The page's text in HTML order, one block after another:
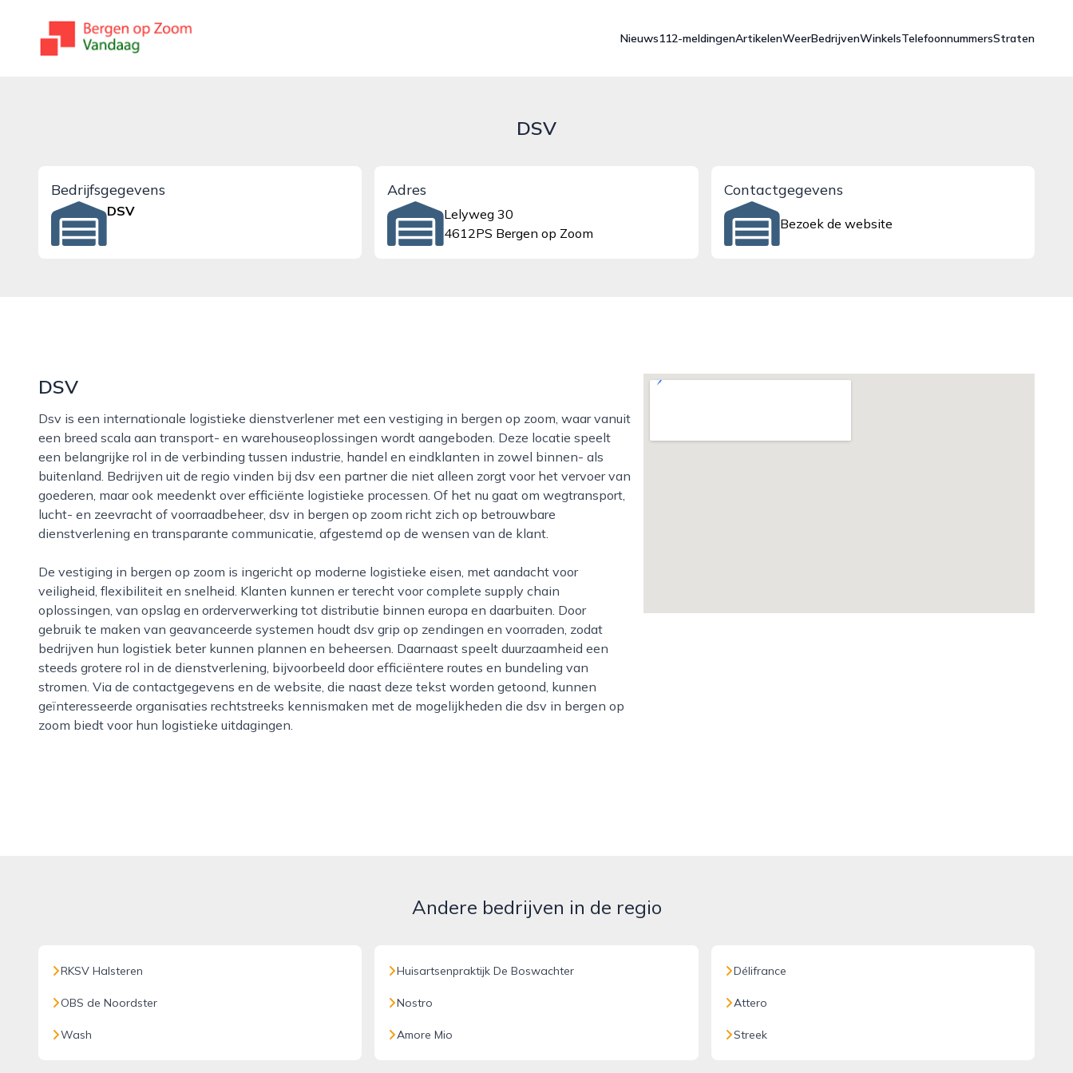
bergenopzoomvandaag.nl
Nieuws112-meldingenArtikelenWeerBedrijvenWinkelsTelefoonnummersStraten
DSV
Bedrijfsgegevens
DSV
Adres
Lelyweg 30
4612PS Bergen op Zoom
Contactgegevens
Bezoek de website
DSV
Dsv is een internationale logistieke dienstverlener met een vestiging in bergen op zoom, waar vanuit
een breed scala aan transport- en warehouseoplossingen wordt aangeboden. Deze locatie speelt
een belangrijke rol in de verbinding tussen industrie, handel en eindklanten in zowel binnen- als
buitenland. Bedrijven uit de regio vinden bij dsv een partner die niet alleen zorgt voor het vervoer van
goederen, maar ook meedenkt over efficiënte logistieke processen. Of het nu gaat om wegtransport,
lucht- en zeevracht of voorraadbeheer, dsv in bergen op zoom richt zich op betrouwbare
dienstverlening en transparante communicatie, afgestemd op de wensen van de klant.
De vestiging in bergen op zoom is ingericht op moderne logistieke eisen, met aandacht voor
veiligheid, flexibiliteit en snelheid. Klanten kunnen er terecht voor complete supply chain
oplossingen, van opslag en orderverwerking tot distributie binnen europa en daarbuiten. Door
gebruik te maken van geavanceerde systemen houdt dsv grip op zendingen en voorraden, zodat
bedrijven hun logistiek beter kunnen plannen en beheersen. Daarnaast speelt duurzaamheid een
steeds grotere rol in de dienstverlening, bijvoorbeeld door efficiëntere routes en bundeling van
stromen. Via de contactgegevens en de website, die naast deze tekst worden getoond, kunnen
geïnteresseerde organisaties rechtstreeks kennismaken met de mogelijkheden die dsv in bergen op
zoom biedt voor hun logistieke uitdagingen.
Andere bedrijven in de regio
RKSV Halsteren
OBS de Noordster
Wash
Huisartsenpraktijk De Boswachter
Nostro
Amore Mio
Délifrance
Attero
Streek